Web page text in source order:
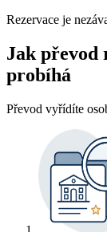
Rezervace je
Jak převod
probíhá
Převod vyřídíte